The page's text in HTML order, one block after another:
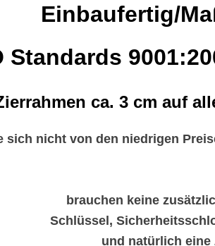
Einbaufertig/
Standards
ca. 3 cm auf
sich nicht von den niedrigen
brauchen keine
Schlüssel,
und natürlich eine